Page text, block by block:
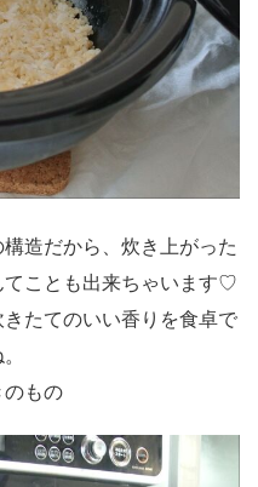
造だから、炊き上がった
てことも出来ちゃいます♡
たてのいい香りを食卓で
もの